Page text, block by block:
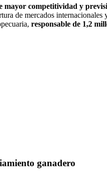
mayor competitividad y
de mercados
responsable de 1,2
ganadero